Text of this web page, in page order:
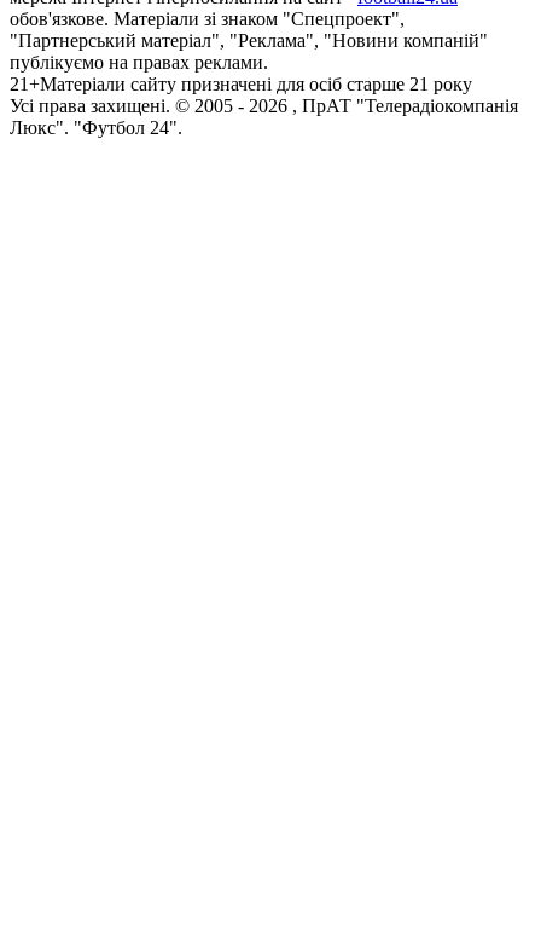
обов'язкове. Матеріали зі знаком "Спецпроект",
"Партнерський матеріал", "Реклама", "Новини компаній"
публікуємо на правах реклами.
21+Матеріали сайту призначені для осіб старше 21 року
Усi права захищенi. © 2005 - 2026 , ПрАТ "Телерадіокомпанія
Люкс". "Футбол 24".